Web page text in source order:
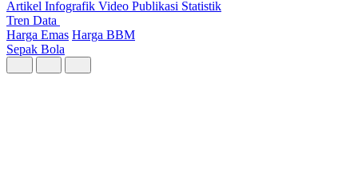
Artikel Infografik Video Publikasi Statistik
Tren Data
Harga Emas Harga BBM
Sepak Bola